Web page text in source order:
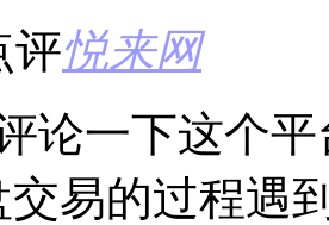
评悦来网
论一下这个
交易的过程遇